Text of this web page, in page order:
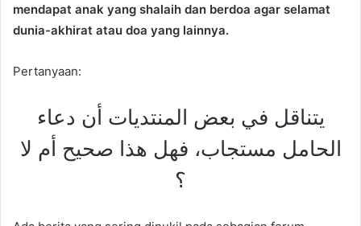
mendapat anak yang shalaih dan berdoa agar selamat
dunia-akhirat atau doa yang lainnya.
Pertanyaan:
يتناقل في بعض المنتديات أن دعاء
الحامل مستجاب، فهل هذا صحيح أم لا
؟